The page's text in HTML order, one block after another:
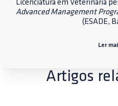
Licenciatura em Veterinária
Advanced Management
(ESADE,
Ler
Artigos